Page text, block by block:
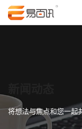
将想法与焦点和您一起